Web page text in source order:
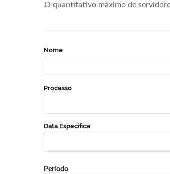
O quantitativo máximo de
Nome
Processo
Data Específica
Período